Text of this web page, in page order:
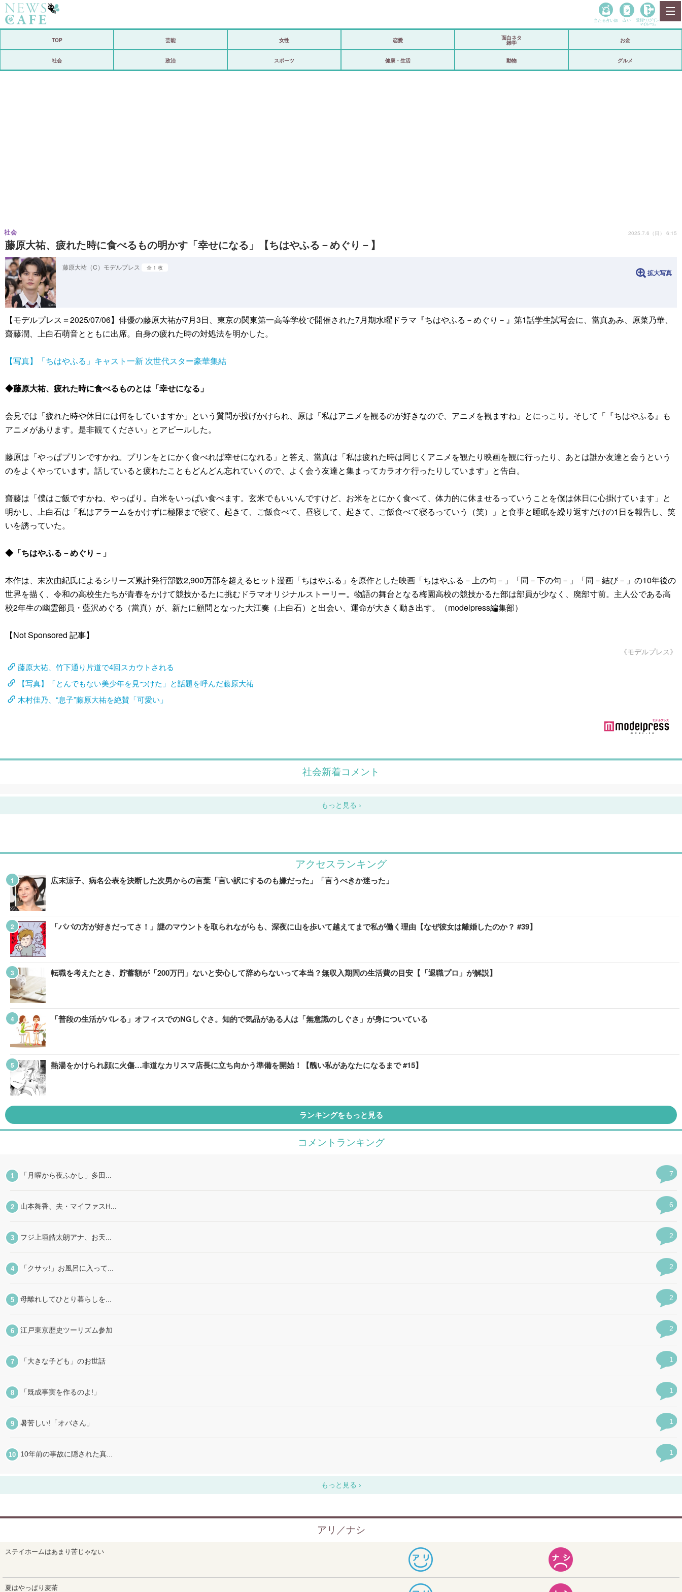
当たる占い師 占い 登録• ログイン
マイルーム
TOP 芸能 女性 恋愛
面白ネタ
雑学
お金
社会 政治 スポーツ 健康・生活 動物 グルメ
藤原大祐、疲れた時に食べるもの明かす「幸せになる」【ちはやふる－めぐり－】
社会 2025.7.6（日） 6:15
藤原大祐（C）モデルプレス 全 1 枚
拡大写真
【モデルプレス＝2025/07/06】俳優の藤原大祐が7月3日、東京の関東第一高等学校で開催された7月期水曜ドラマ『ちはやふる－めぐり－』第1話学生試写会に、當真あみ、原菜乃華、
齋藤潤、上白石萌音とともに出席。自身の疲れた時の対処法を明かした。
【写真】「ちはやふる」キャスト一新 次世代スター豪華集結
◆藤原大祐、疲れた時に食べるものとは「幸せになる」
会見では「疲れた時や休日には何をしていますか」という質問が投げかけられ、原は「私はアニメを観るのが好きなので、アニメを観ますね」とにっこり。そして「『ちはやふる』も
アニメがあります。是非観てください」とアピールした。
藤原は「やっぱプリンですかね。プリンをとにかく食べれば幸せになれる」と答え、當真は「私は疲れた時は同じくアニメを観たり映画を観に行ったり、あとは誰か友達と会うという
のをよくやっています。話していると疲れたこともどんどん忘れていくので、よく会う友達と集まってカラオケ行ったりしています」と告白。
齋藤は「僕はご飯ですかね、やっぱり。白米をいっぱい食べます。玄米でもいいんですけど、お米をとにかく食べて、体力的に休ませるっていうことを僕は休日に心掛けています」と
明かし、上白石は「私はアラームをかけずに極限まで寝て、起きて、ご飯食べて、昼寝して、起きて、ご飯食べて寝るっていう（笑）」と食事と睡眠を繰り返すだけの1日を報告し、笑
いを誘っていた。
◆「ちはやふる－めぐり－」
本作は、末次由紀氏によるシリーズ累計発行部数2,900万部を超えるヒット漫画「ちはやふる」を原作とした映画「ちはやふる－上の句－」「同－下の句－」「同－結び－」の10年後の
世界を描く、令和の高校生たちが青春をかけて競技かるたに挑むドラマオリジナルストーリー。物語の舞台となる梅園高校の競技かるた部は部員が少なく、廃部寸前。主人公である高
校2年生の幽霊部員・藍沢めぐる（當真）が、新たに顧問となった大江奏（上白石）と出会い、運命が大きく動き出す。（modelpress編集部）
【Not Sponsored 記事】
《モデルプレス》
藤原大祐、竹下通り片道で4回スカウトされる
【写真】「とんでもない美少年を見つけた」と話題を呼んだ藤原大祐
木村佳乃、“息子”藤原大祐を絶賛「可愛い」
アクセスランキング
広末涼子、病名公表を決断した次男からの言葉「言い訳にするのも嫌だった」「言うべきか迷った」
「パパの方が好きだってさ！」謎のマウントを取られながらも、深夜に山を歩いて越えてまで私が働く理由【なぜ彼女は離婚したのか？ #39】
転職を考えたとき、貯蓄額が「200万円」ないと安心して辞めらないって本当？無収入期間の生活費の目安【「退職プロ」が解説】
「普段の生活がバレる」オフィスでのNGしぐさ。知的で気品がある人は「無意識のしぐさ」が身についている
熱湯をかけられ顔に火傷…非道なカリスマ店長に立ち向かう準備を開始！【醜い私があなたになるまで #15】
ランキングをもっと見る